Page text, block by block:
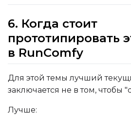
6. Когда стоит
прототипировать
в RunComfy
Для этой темы лучший
заключается не в том, чтобы
Лучше: